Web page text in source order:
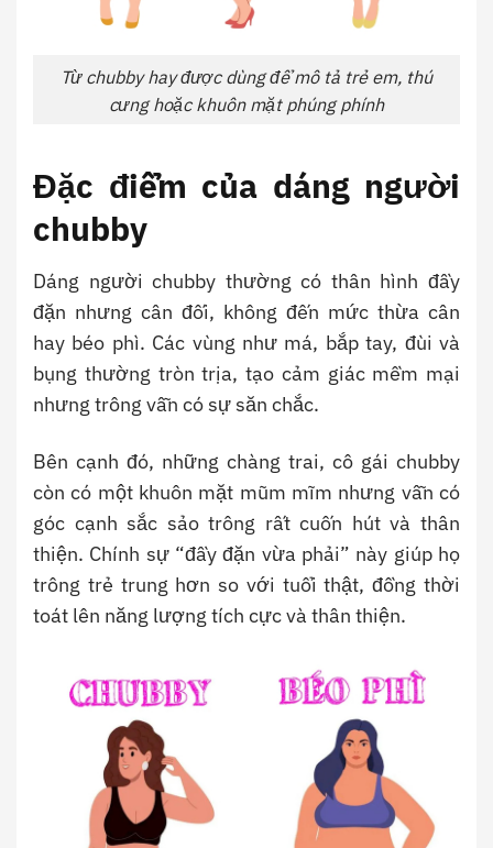
Từ chubby hay được dùng để mô tả trẻ em, thú
cưng hoặc khuôn mặt phúng phính
Đặc điểm của dáng người
chubby
Dáng người chubby thường có thân hình đầy
đặn nhưng cân đối, không đến mức thừa cân
hay béo phì. Các vùng như má, bắp tay, đùi và
bụng thường tròn trịa, tạo cảm giác mềm mại
nhưng trông vẫn có sự săn chắc.
Bên cạnh đó, những chàng trai, cô gái chubby
còn có một khuôn mặt mũm mĩm nhưng vẫn có
góc cạnh sắc sảo trông rất cuốn hút và thân
thiện. Chính sự “đầy đặn vừa phải” này giúp họ
trông trẻ trung hơn so với tuổi thật, đồng thời
toát lên năng lượng tích cực và thân thiện.